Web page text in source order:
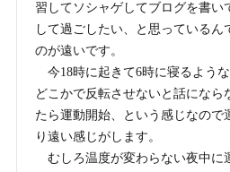
習してソシャゲしてブログを書い
して過ごしたい、と思っているん
のが遠いです。
今18時に起きて6時に寝るよう
どこかで反転させないと話になら
たら運動開始、という感じなので
り遠い感じがします。
むしろ温度が変わらない夜中に